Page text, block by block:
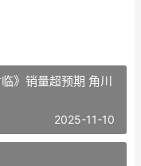
》销量超预期 角川
2025-11-10